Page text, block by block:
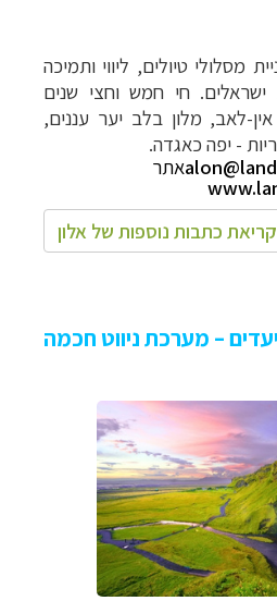
מסלולי טיולים, ליווי ותמיכה
ישראלים. חי חמש וחצי שנים
לאב, מלון בלב יער עננים,
- יפה כאגדה.
אתר
כתבות נוספות של אלון
מסלולים מוכנים ב-11 יעדים – מערכת ניווט חכמה